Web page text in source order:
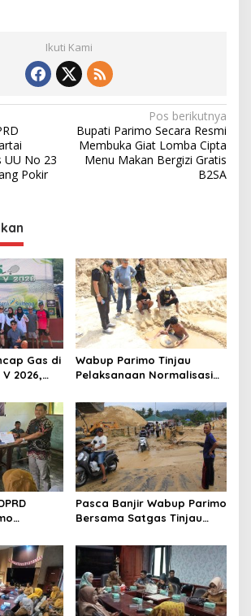
Ikuti Kami
UU No 23
Pokir
Pos berikutnya
Bupati Parimo Secara Resmi
Membuka Giat Lomba Cipta
Menu Makan Bergizi Gratis
B2SA
Gas di
V 2026,
X
Wabup Parimo Tinjau
Pelaksanaan Normalisasi
Pasca Banjir Wabup Parimo
Bersama Satgas Tinjau
Sungai di Desa Air Panas